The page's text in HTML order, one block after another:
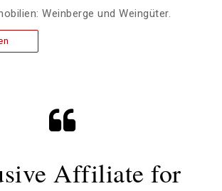
Weinberge und Weingüter.
Affiliate for